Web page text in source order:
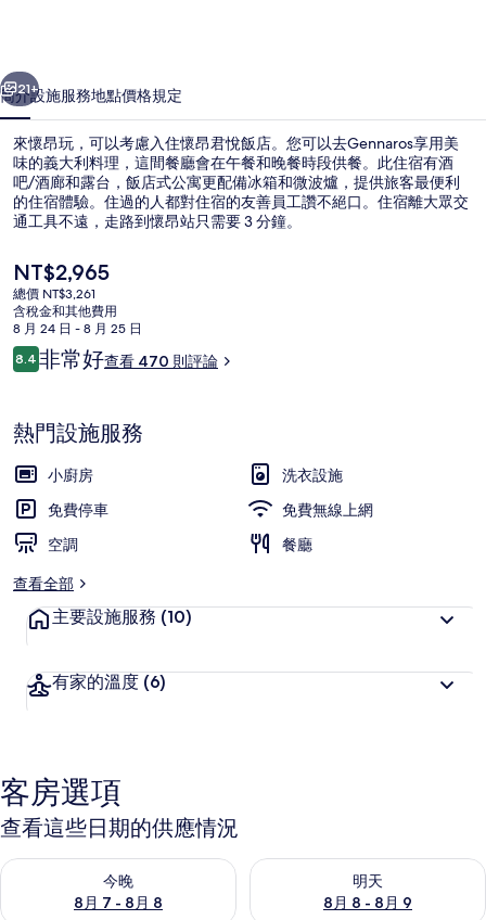
相
片
集
個 下一個
21+
簡介設施服務地點價格規定
來懷昂玩，可以考慮入住懷昂君悅飯店。您可以去Gennaros享用美
味的義大利料理，這間餐廳會在午餐和晚餐時段供餐。此住宿有酒
吧/酒廊和露台，飯店式公寓更配備冰箱和微波爐，提供旅客最便利
的住宿體驗。住過的人都對住宿的友善員工讚不絕口。住宿離大眾交
通工具不遠，走路到懷昂站只需要 3 分鐘。
目
前
的
價
格
是
NT$2,965
總價 NT$3,261
含稅金和其他費用
8 月 24 日 - 8 月 25 日
評
論
8.48.4 分，滿分 10 分，
非常好查看 470 則評論
熱門設施服務
小廚房
洗衣設施
免費停車
免費無線上網
空調
餐廳
查看全部
主要設施服務 (10)
有家的溫度 (6)
客房選項
查看這些日期的供應情況
今晚
8月 7 - 8月 8
查看今晚 (8月 7 - 8月 8) 的供應情況
明天
8月 8 - 8月 9
查看明天 (8月 8 - 8月 9) 的供